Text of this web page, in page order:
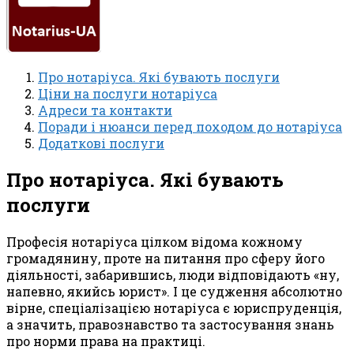
Про нотаріуса. Які бувають послуги
Ціни на послуги нотаріуса
Адреси та контакти
Поради і нюанси перед походом до нотаріуса
Додаткові послуги
Про нотаріуса. Які бувають
послуги
Професія нотаріуса цілком відома кожному
громадянину, проте на питання про сферу його
діяльності, забарившись, люди відповідають «ну,
напевно, якийсь юрист». І це судження абсолютно
вірне, спеціалізацією нотаріуса є юриспруденція,
а значить, правознавство та застосування знань
про норми права на практиці.